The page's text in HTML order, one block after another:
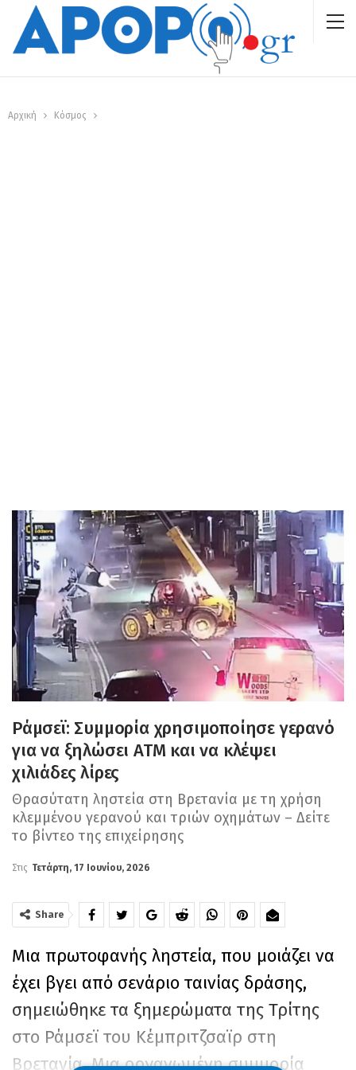
Αρχική Κόσμος
Ράμσεϊ: Συμμορία χρησιμοποίησε γερανό
για να ξηλώσει ΑΤΜ και να κλέψει
χιλιάδες λίρες
Θρασύτατη ληστεία στη Βρετανία με τη χρήση
κλεμμένου γερανού και τριών οχημάτων – Δείτε
το βίντεο της επιχείρησης
Στις Τετάρτη, 17 Ιουνίου, 2026
Share
Μια πρωτοφανής ληστεία, που μοιάζει να
έχει βγει από σενάριο ταινίας δράσης,
σημειώθηκε τα ξημερώματα της Τρίτης
στο Ράμσεϊ του Κέμπριτζσαϊρ στη
Βρετανία. Μια οργανωμένη συμμορία